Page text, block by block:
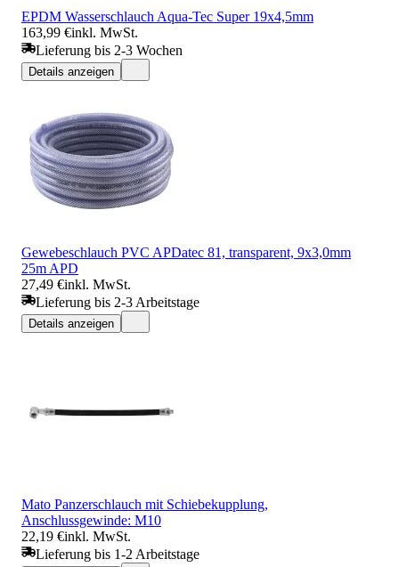
EPDM Wasserschlauch Aqua-Tec Super 19x4,5mm
163,99 €inkl. MwSt.
Lieferung bis 2-3 Wochen
Details anzeigen
Gewebeschlauch PVC APDatec 81, transparent, 9x3,0mm
25m APD
27,49 €inkl. MwSt.
Lieferung bis 2-3 Arbeitstage
Details anzeigen
Mato Panzerschlauch mit Schiebekupplung,
Anschlussgewinde: M10
22,19 €inkl. MwSt.
Lieferung bis 1-2 Arbeitstage